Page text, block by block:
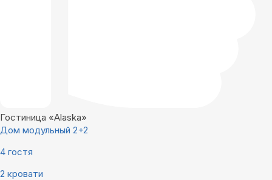
Гостиница «Alaska»
Дом модульный 2+2
4 гостя
2 кровати